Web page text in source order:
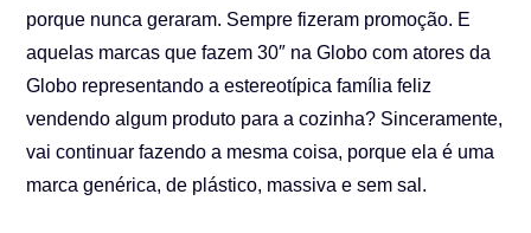
porque nunca geraram. Sempre fizeram promoção. E
aquelas marcas que fazem 30″ na Globo com atores da
Globo representando a estereotípica família feliz
vendendo algum produto para a cozinha? Sinceramente,
vai continuar fazendo a mesma coisa, porque ela é uma
marca genérica, de plástico, massiva e sem sal.